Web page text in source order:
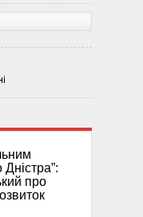
Дністра”:
про